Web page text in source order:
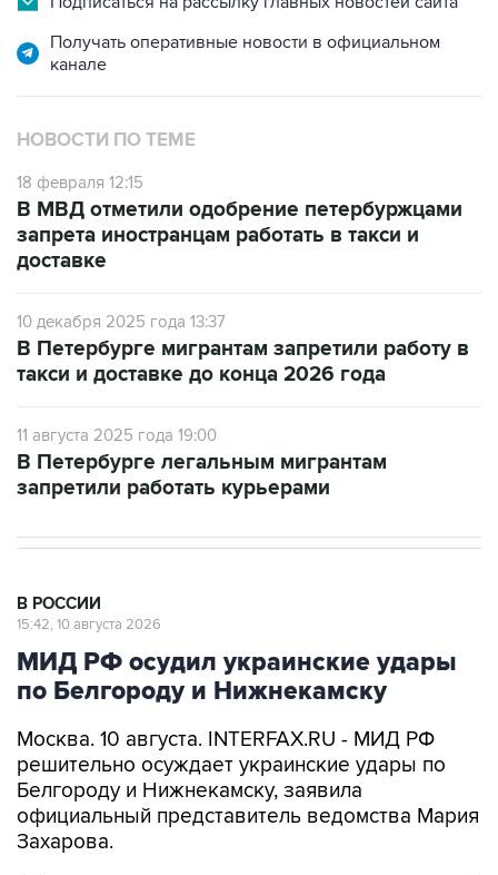
Получать оперативные новости в официальном
канале
НОВОСТИ ПО ТЕМЕ
18 февраля 12:15
В МВД отметили одобрение петербуржцами
запрета иностранцам работать в такси и
доставке
10 декабря 2025 года 13:37
В Петербурге мигрантам запретили работу в
такси и доставке до конца 2026 года
11 августа 2025 года 19:00
В Петербурге легальным мигрантам
запретили работать курьерами
В РОССИИ
15:42, 10 августа 2026
МИД РФ осудил украинские удары
по Белгороду и Нижнекамску
Москва. 10 августа. INTERFAX.RU - МИД РФ
решительно осуждает украинские удары по
Белгороду и Нижнекамску, заявила
официальный представитель ведомства Мария
Захарова.